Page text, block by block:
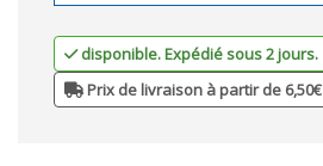
disponible. Expédié sous 2 jours.
Prix de livraison à partir de 6,50€